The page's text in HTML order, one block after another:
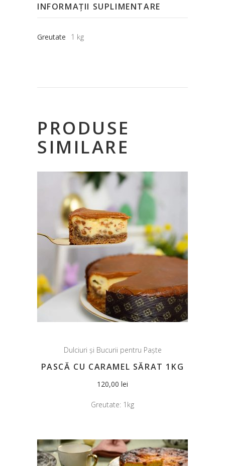
INFORMAȚII SUPLIMENTARE
Greutate 1 kg
PRODUSE
SIMILARE
Dulciuri și Bucurii pentru Paște
PASCĂ CU CARAMEL SĂRAT 1KG
120,00 lei
Greutate: 1kg